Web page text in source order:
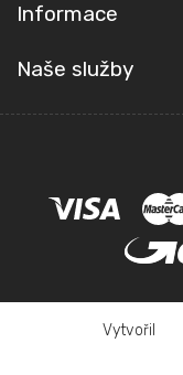
Informace
Naše služby